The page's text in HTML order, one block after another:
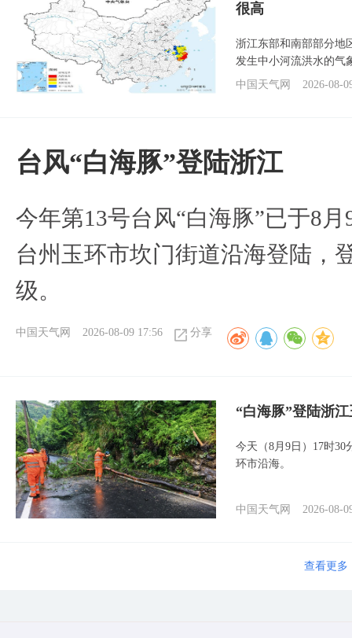
很高
浙江东部和南部部分地
发生中小河流洪水的气
中国天气网
2026-08-
台风“白海豚”登陆浙江
今年第13号台风“白海豚”已于8
台州玉环市坎门街道沿海登陆，
级。
中国天气网 2026-08-09 17:56 分享
“白海豚”登陆浙
今天（8月9日）17时30
环市沿海。
中国天气网 2026-08-
查看更多